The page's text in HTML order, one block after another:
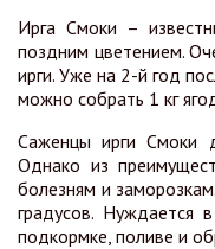
Ирга Смоки –
поздним цветением.
ирги. Уже на 2-й год
можно собрать 1 кг
Саженцы ирги Смоки
Однако из
болезням и
градусов. Нуждается
подкормке, поливе и